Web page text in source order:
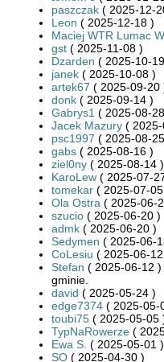
paszczak ( 2025-12-
Leon ( 2025-12-18 )
Maciej WTR Lumac
gst ( 2025-11-08 )
Dzarden ( 2025-10-
janek ( 2025-10-08 )
artek67 ( 2025-09-20
donk ( 2025-09-14 )
Gabrys1 ( 2025-08-
Jacek Mazury (
psc1997 ( 2025-08-
gabs ( 2025-08-16 )
ziel0ny ( 2025-08-14 )
KaroLew ( 2025-07-
tomekar ( 2025-07-
Ola Ostra ( 2025-06-
szucio ( 2025-06-20 )
admk ( 2025-06-20 )
Sedymen ( 2025-06-
CoLesiu ( 2025-06-
Stefan ( 2025-06-12
gminie.
david ( 2025-05-24 )
edge7374 ( 2025-05-
toubi75 ( 2025-05-05
TypNaRowerze (
Ewa S. ( 2025-05-01 )
SO ( 2025-04-30 )